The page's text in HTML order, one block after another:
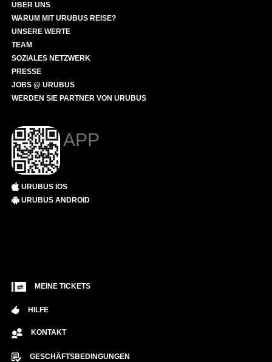
ÜBER UNS
WARUM MIT URUBUS REISE?
UNSERE WERTE
TEAM
SOZIALES NETZWERK
PRESSE
JOBS @ URUBUS
WERDEN SIE PARTNER VON URUBUS
APP
URUBUS IOS
URUBUS ANDROID
MEINE TICKETS
HILFE
KONTAKT
GESCHÄFTSBEDINGUNGEN